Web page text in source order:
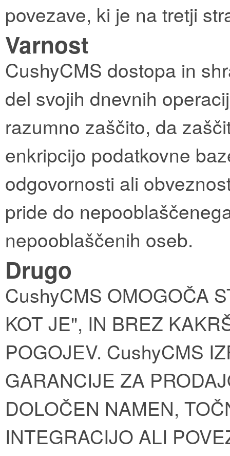
povezave, ki je na tretji
Varnost
CushyCMS dostopa in
del svojih dnevnih
razumno zaščito, da
enkripcijo podatkovne
odgovornosti ali
pride do
nepooblaščenih oseb.
Drugo
CushyCMS OMOGOČA
KOT JE", IN BREZ
POGOJEV. CushyCMS
GARANCIJE ZA
DOLOČEN NAMEN,
INTEGRACIJO ALI